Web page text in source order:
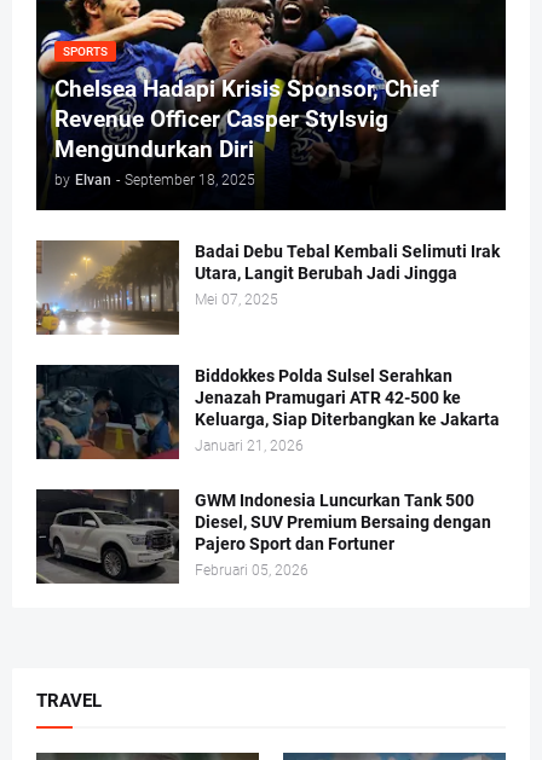
SPORTS
Chelsea Hadapi Krisis Sponsor, Chief
Revenue Officer Casper Stylsvig
Mengundurkan Diri
by Elvan - September 18, 2025
Badai Debu Tebal Kembali Selimuti Irak
Utara, Langit Berubah Jadi Jingga
Mei 07, 2025
Biddokkes Polda Sulsel Serahkan
Jenazah Pramugari ATR 42-500 ke
Keluarga, Siap Diterbangkan ke Jakarta
Januari 21, 2026
GWM Indonesia Luncurkan Tank 500
Diesel, SUV Premium Bersaing dengan
Pajero Sport dan Fortuner
Februari 05, 2026
TRAVEL